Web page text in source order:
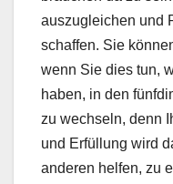
auszugleichen und
schaffen. Sie
wenn Sie dies tun,
haben, in den
zu wechseln, denn
und Erfüllung wird
anderen helfen, zu